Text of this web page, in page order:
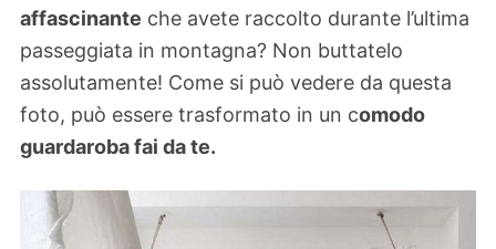
affascinante che avete raccolto durante l’ultima
passeggiata in montagna? Non buttatelo
assolutamente! Come si può vedere da questa
foto, può essere trasformato in un comodo
guardaroba fai da te.